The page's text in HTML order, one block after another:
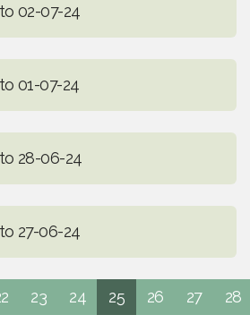
02-07-24
01-07-24
28-06-24
27-06-24
23 24 25 26 27 28